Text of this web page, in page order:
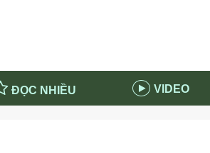
ĐỌC NHIỀU VIDEO